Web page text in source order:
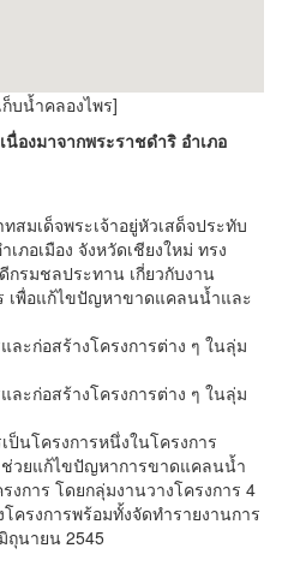
ก็บน้ำคลองไพร]
นื่องมาจากพระราชดำริ อำเภอ
มเด็จพระเจ้าอยู่หัวเสด็จประทับ
ภอเมือง จังหวัดเชียงใหม่ ทรง
รมชลประทาน เกี่ยวกับงาน
เพื่อแก้ไขปัญหาขาดแคลนน้ำและ
ะก่อสร้างโครงการต่าง ๆ ในลุ่ม
ะก่อสร้างโครงการต่าง ๆ ในลุ่ม
นโครงการหนึ่งในโครงการ
วยแก้ไขปัญหาการขาดแคลนน้ำ
การ โดยกลุ่มงานวางโครงการ 4
ครงการพร้อมทั้งจัดทำรายงานการ
ถุนายน 2545